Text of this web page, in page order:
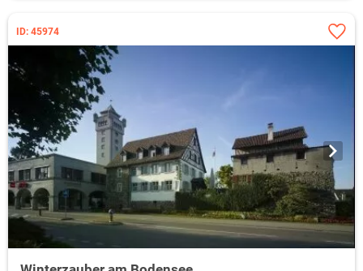
ID: 45974